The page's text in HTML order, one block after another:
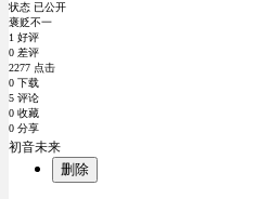
状态 已公开
褒贬不一
1 好评
0 差评
2277 点击
0 下载
5 评论
0 收藏
0 分享
初音未来
删除